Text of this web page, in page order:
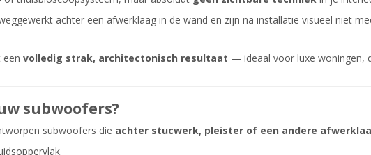
achter een afwerklaag in de wand en zijn na installatie visueel niet
volledig strak, architectonisch resultaat — ideaal voor luxe woningen,
subwoofers?
subwoofers die achter stucwerk, pleister of een andere